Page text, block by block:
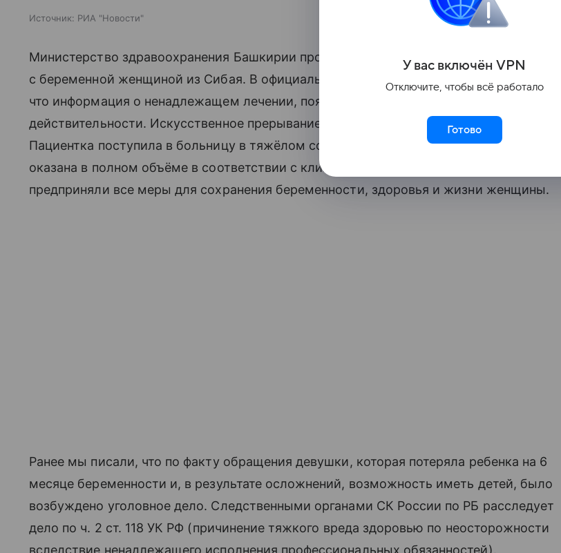
Источник: РИА "Новости"
Министерство здравоохранения Башкирии прокомментировало ситуацию, связанную
с беременной женщиной из Сибая. В официальном сообщении указано,
что информация о ненадлежащем лечении, появившаяся в соцсетях, не соответствует
действительности. Искусственное прерывание беременности не проводилось.
Пациентка поступила в больницу в тяжёлом состоянии. Медицинская помощь
оказана в полном объёме в соответствии с клиническими протоколами. Врачи
предприняли все меры для сохранения беременности, здоровья и жизни женщины.
Ранее мы писали, что по факту обращения девушки, которая потеряла ребенка на 6
месяце беременности и, в результате осложнений, возможность иметь детей, было
возбуждено уголовное дело. Следственными органами СК России по РБ расследует
дело по ч. 2 ст. 118 УК РФ (причинение тяжкого вреда здоровью по неосторожности
вследствие ненадлежащего исполнения профессиональных обязанностей).
У вас включён VPN
Отключите, чтобы всё работало
Готово